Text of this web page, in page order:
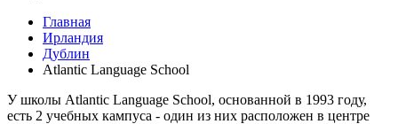
Главная
Ирландия
Дублин
Atlantic Language School
У школы Atlantic Language School, основанной в 1993 году,
есть 2 учебных кампуса - один из них расположен в центре